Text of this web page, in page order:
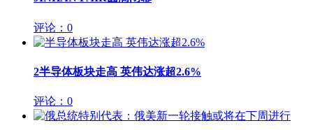
评论：0
2半导体板块走高 英伟达涨超2.6%
评论：0